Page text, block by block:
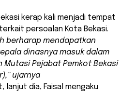
kerap kali menjadi tempat
persoalan Kota Bekasi.
berharap mendapatkan
dinasnya masuk dalam
Pejabat Pemkot Bekasi
ujarnya
lanjut dia, Faisal mengaku